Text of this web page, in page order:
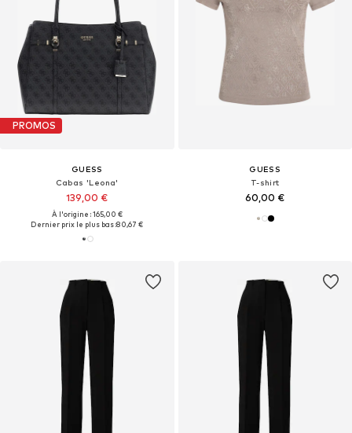
PROMOS
GUESS
Cabas 'Leona'
139,00 €
À l'origine : 165,00 €
Dernier prix le plus bas :80,67 €
GUESS
T-shirt
60,00 €